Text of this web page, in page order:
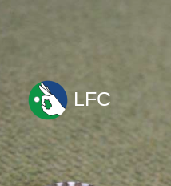
ir
al
contenido
LFC